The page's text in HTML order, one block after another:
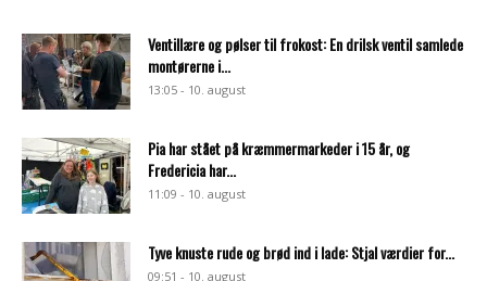
Ventillære og pølser til frokost: En drilsk ventil samlede
montørerne i...
13:05 - 10. august
Pia har stået på kræmmermarkeder i 15 år, og
Fredericia har...
11:09 - 10. august
Tyve knuste rude og brød ind i lade: Stjal værdier for...
09:51 - 10. august